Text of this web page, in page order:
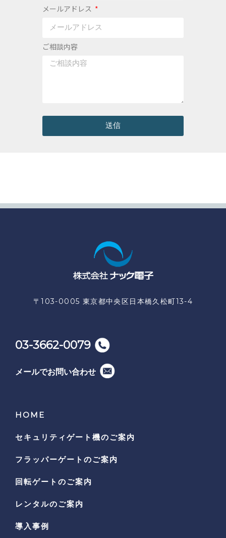
メールアドレス
ご相談内容
送信
〒103-0005 東京都中央区日本橋久松町13-4
03-3662-0079
メールでお問い合わせ
HOME
セキュリティゲート機のご案内
フラッパーゲートのご案内
回転ゲートのご案内
レンタルのご案内
導入事例